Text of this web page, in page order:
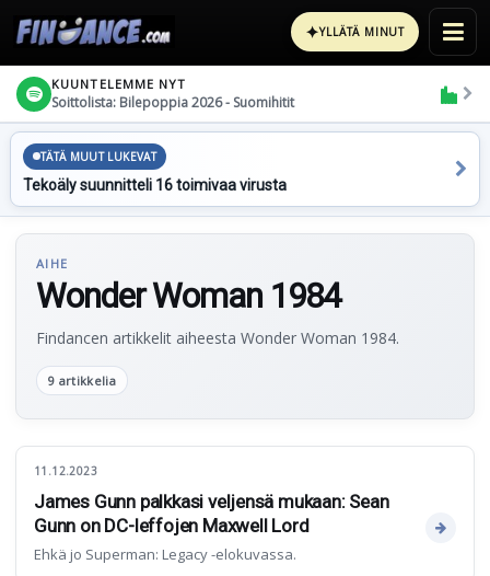
✦YLLÄTÄ MINUT
KUUNTELEMME NYT
Soittolista: Bilepoppia 2026 - Suomihitit
TÄTÄ MUUT LUKEVAT
Tekoäly suunnitteli 16 toimivaa virusta
AIHE
Wonder Woman 1984
Findancen artikkelit aiheesta Wonder Woman 1984.
9 artikkelia
11.12.2023
James Gunn palkkasi veljensä mukaan: Sean
Gunn on DC-leffojen Maxwell Lord
Ehkä jo Superman: Legacy -elokuvassa.